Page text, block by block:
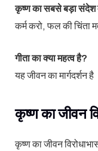
कृष्ण का सबसे बड़ा संदेश
कर्म करो, फल की चिंता
गीता का क्या महत्व है?
यह जीवन का मार्गदर्शन है
कृष्ण का जीवन
कृष्ण का जीवन